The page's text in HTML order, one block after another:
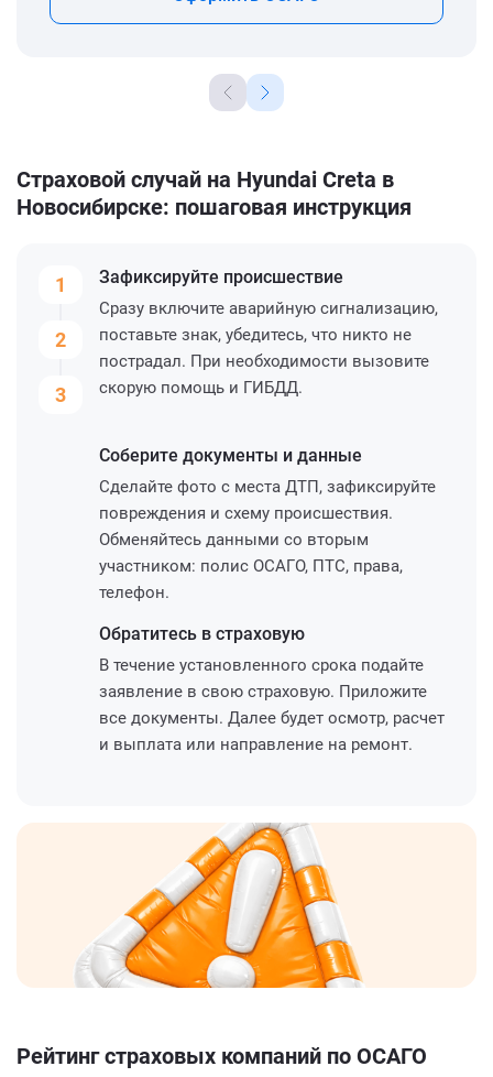
Страховой случай на Hyundai Creta в
Новосибирске: пошаговая инструкция
1
2
3
Зафиксируйте происшествие
Сразу включите аварийную сигнализацию,
поставьте знак, убедитесь, что никто не
пострадал. При необходимости вызовите
скорую помощь и ГИБДД.
Соберите документы и данные
Сделайте фото с места ДТП, зафиксируйте
повреждения и схему происшествия.
Обменяйтесь данными со вторым
участником: полис ОСАГО, ПТС, права,
телефон.
Обратитесь в страховую
В течение установленного срока подайте
заявление в свою страховую. Приложите
все документы. Далее будет осмотр, расчет
и выплата или направление на ремонт.
Рейтинг страховых компаний по ОСАГО